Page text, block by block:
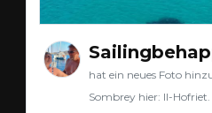
hat ein neues Foto
Sombrey hier: Il-Hofriet.